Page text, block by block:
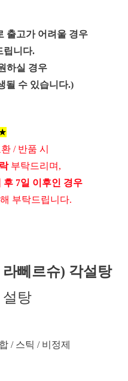
출고가 어려울 경우
립니다.
하실 경우
될 수 있습니다.)
/ 반품 시
부탁드리며,
후 7일 이후인 경우
부탁드립니다.
뻬르슈) 각설탕
설탕
/ 스틱 / 비정제